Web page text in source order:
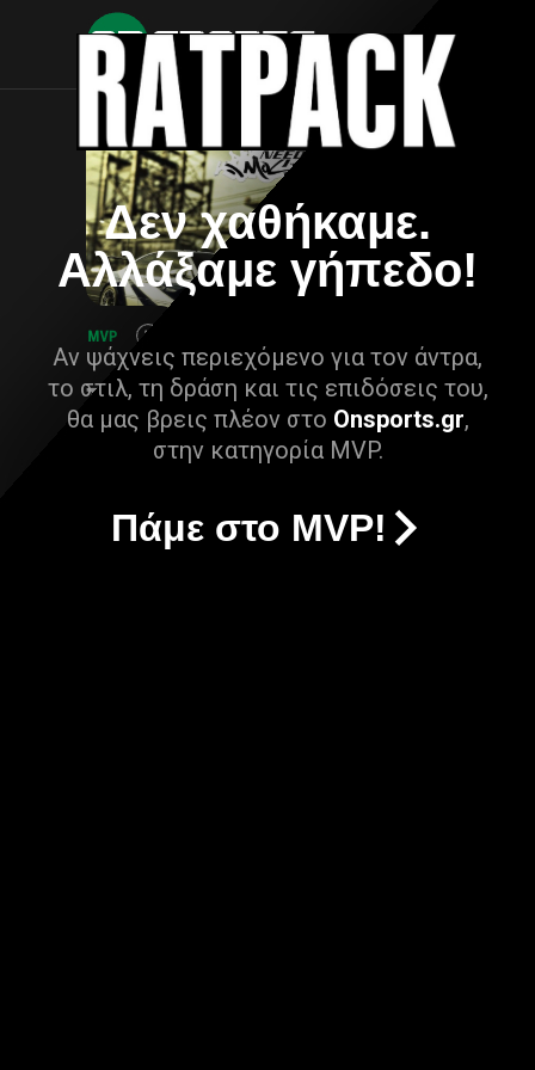
Δεν χαθήκαμε.
Αλλάξαμε γήπεδο!
Αν ψάχνεις περιεχόμενο για τον άντρα,
το στιλ, τη δράση και τις επιδόσεις του,
θα μας βρεις πλέον στο Onsports.gr,
στην κατηγορία MVP.
Πάμε στο MVP!